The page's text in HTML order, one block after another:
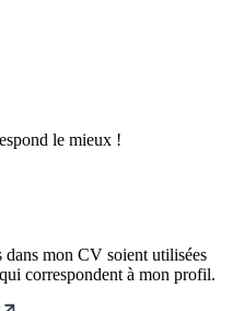
le mieux !
dans mon CV soient utilisées
correspondent à mon profil.